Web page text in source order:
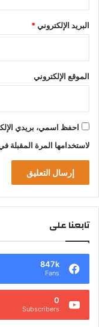
البريد الإلكتروني*
الموقع الإلكتروني
احفظ اسمي، بريدي
لاستخدامها المرة المقبلة
تابعنا على
847k
Fans
0
Subscribers